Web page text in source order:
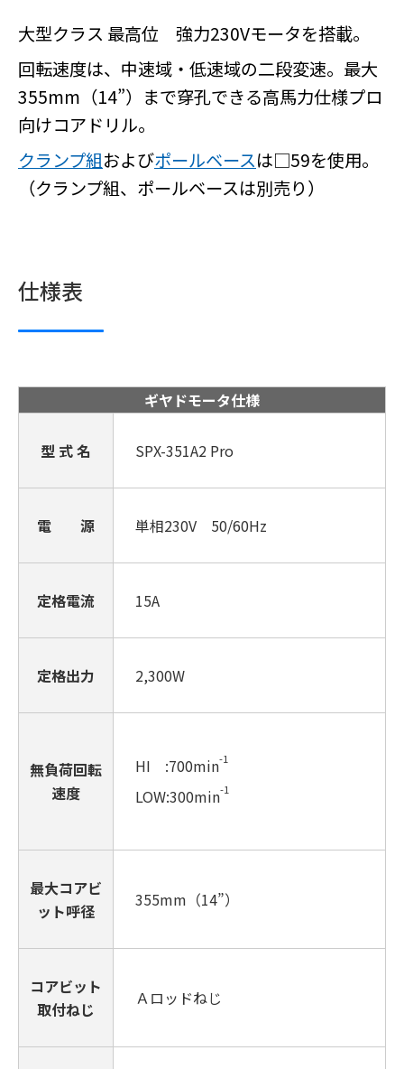
大型クラス 最高位 強力230Vモータを搭載。
回転速度は、中速域・低速域の二段変速。最大
355mm（14”）まで穿孔できる高馬力仕様プロ
向けコアドリル。
クランプ組およびポールベースは□59を使用。
（クランプ組、ポールベースは別売り）
仕様表
ギヤドモータ仕様
型 式 名 SPX-351A2 Pro
電 源 単相230V 50/60Hz
定格電流 15A
定格出力 2,300W
無負荷回転
速度
HI :700min-1
LOW:300min-1
最大コアビ
ット呼径
355mm（14”）
コアビット
取付ねじ
Ａロッドねじ